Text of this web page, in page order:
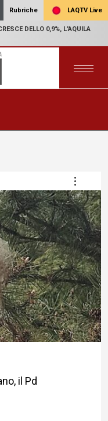
Rubriche LAQTV Live
DELLO 0,9%, L'AQUILA
il Pd